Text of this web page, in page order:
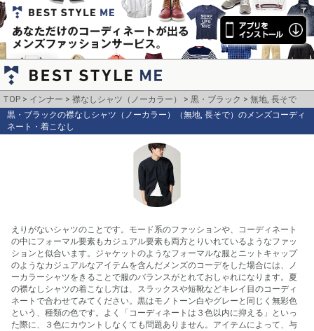
TOP インナー 襟なしシャツ（ノーカラー） 黒・ブラック
無地, 長そで
黒・ブラックの襟なしシャツ（ノーカラー）（無地, 長そで）のメンズコーディ
ネート・着こなし
えりがないシャツのことです。モード系のファッションや、コーディネート
の中にフォーマル要素もカジュアル要素も両方とりいれているようなファッ
ションと似合います。ジャケットのようなフォーマルな服とニットキャップ
のようなカジュアルなアイテムを含んだメンズのコーデをした場合には、ノ
ーカラーシャツをきることで服のバランスがとれておしゃれになります。夏
の襟なしシャツの着こなし方は、スラックスや短靴などキレイ目のコーディ
ネートで合わせてみてください。黒はモノトーン白やグレーと同じく無彩色
という、種類の色です。よく「コーディネートは３色以内に抑える」といっ
た際に、３色にカウントしなくても問題ありません。アイテムによって、与